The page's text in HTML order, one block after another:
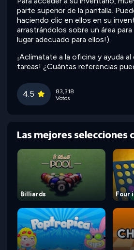
parte superior de la pantalla.
haciendo clic en ellos en su
arrastrándolos sobre un área para
lugar adecuado para ellos!).
¡Aclimatate a la oficina y ayuda
tareas! ¿Cuántas referencias
4.5
83,318
Votos
Las mejores selecciones
Billiards Four